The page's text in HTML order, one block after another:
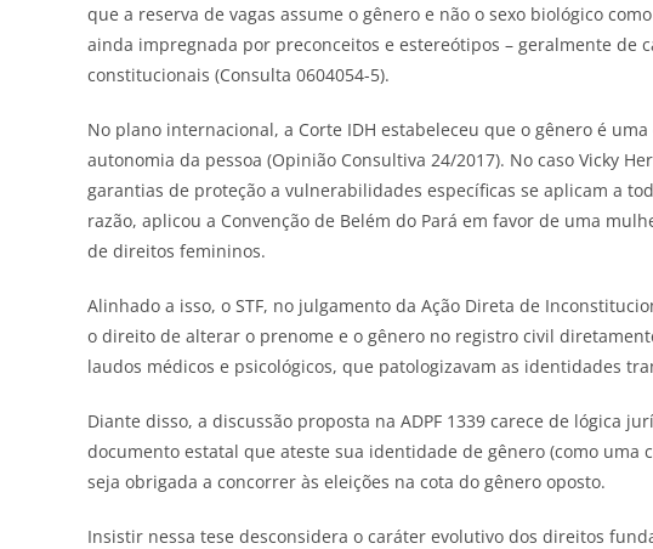
que a reserva de vagas assume o gênero e não o sexo biológico
ainda impregnada por preconceitos e estereótipos – geralmente de
constitucionais (Consulta 0604054-5).
No plano internacional, a Corte IDH estabeleceu que o gênero é
autonomia da pessoa (Opinião Consultiva 24/2017). No caso Vicky
garantias de proteção a vulnerabilidades específicas se aplicam a
razão, aplicou a Convenção de Belém do Pará em favor de uma
de direitos femininos.
Alinhado a isso, o STF, no julgamento da Ação Direta de
o direito de alterar o prenome e o gênero no registro civil
laudos médicos e psicológicos, que patologizavam as identidades
Diante disso, a discussão proposta na ADPF 1339 carece de lógica
documento estatal que ateste sua identidade de gênero (como
seja obrigada a concorrer às eleições na cota do gênero oposto.
Insistir nessa tese desconsidera o caráter evolutivo dos direitos